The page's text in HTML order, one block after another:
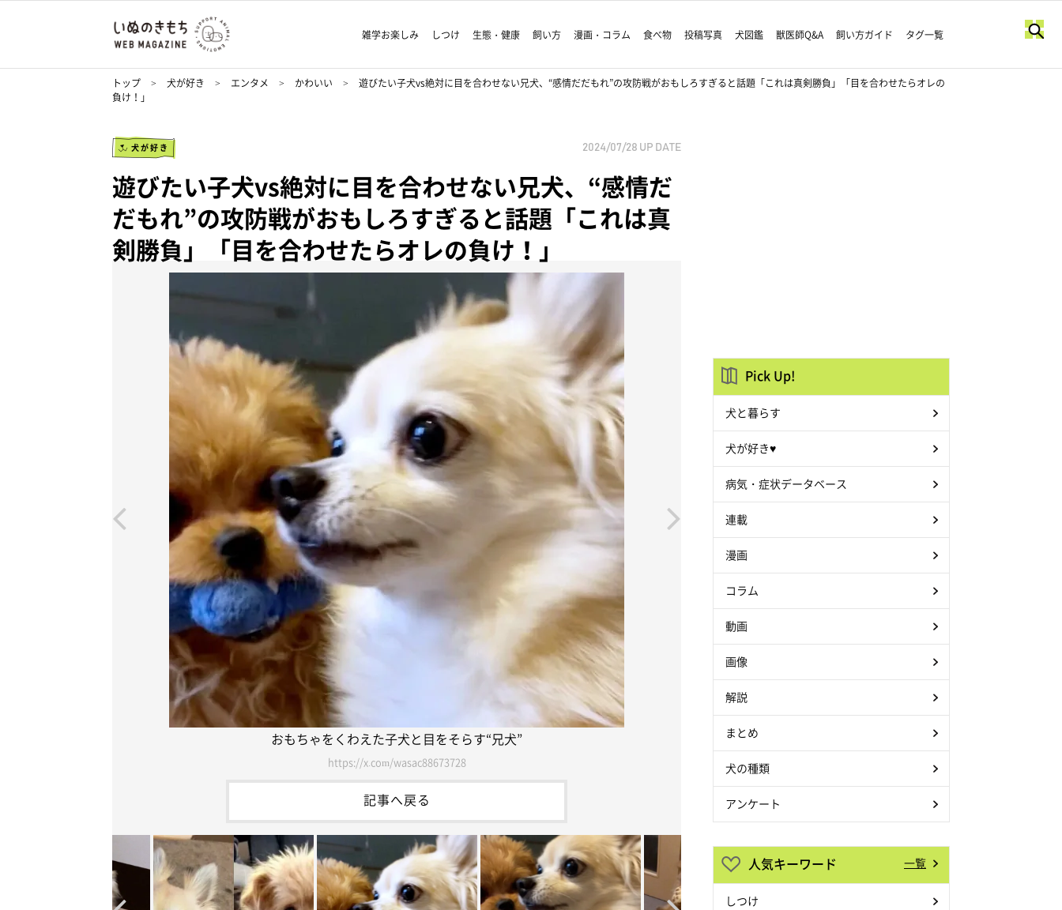
雑学お楽しみ しつけ 生態・健康 飼い方 漫画・コラム 食べ物 投稿写真 犬図鑑 獣医師Q&A 飼い方ガイド タグ一覧
トップ 犬が好き エンタメ かわいい
遊びたい子犬vs絶対に目を合わせない兄犬、“感情だだもれ”の攻防戦がおもしろすぎると話題「これは真剣勝負」「目を合わせたらオレの
負け！」
犬が好き 2024/07/28 UP DATE
遊びたい子犬vs絶対に目を合わせない兄犬、“感情だ
だもれ”の攻防戦がおもしろすぎると話題「これは真
剣勝負」「目を合わせたらオレの負け！」
おもちゃをくわえた子犬と目をそらす“兄犬”
https://x.com/wasac88673728
記事へ戻る
Pick Up!
犬と暮らす
犬が好き♥
病気・症状データベース
連載
漫画
コラム
動画
画像
解説
まとめ
犬の種類
アンケート
人気キーワード 一覧
しつけ